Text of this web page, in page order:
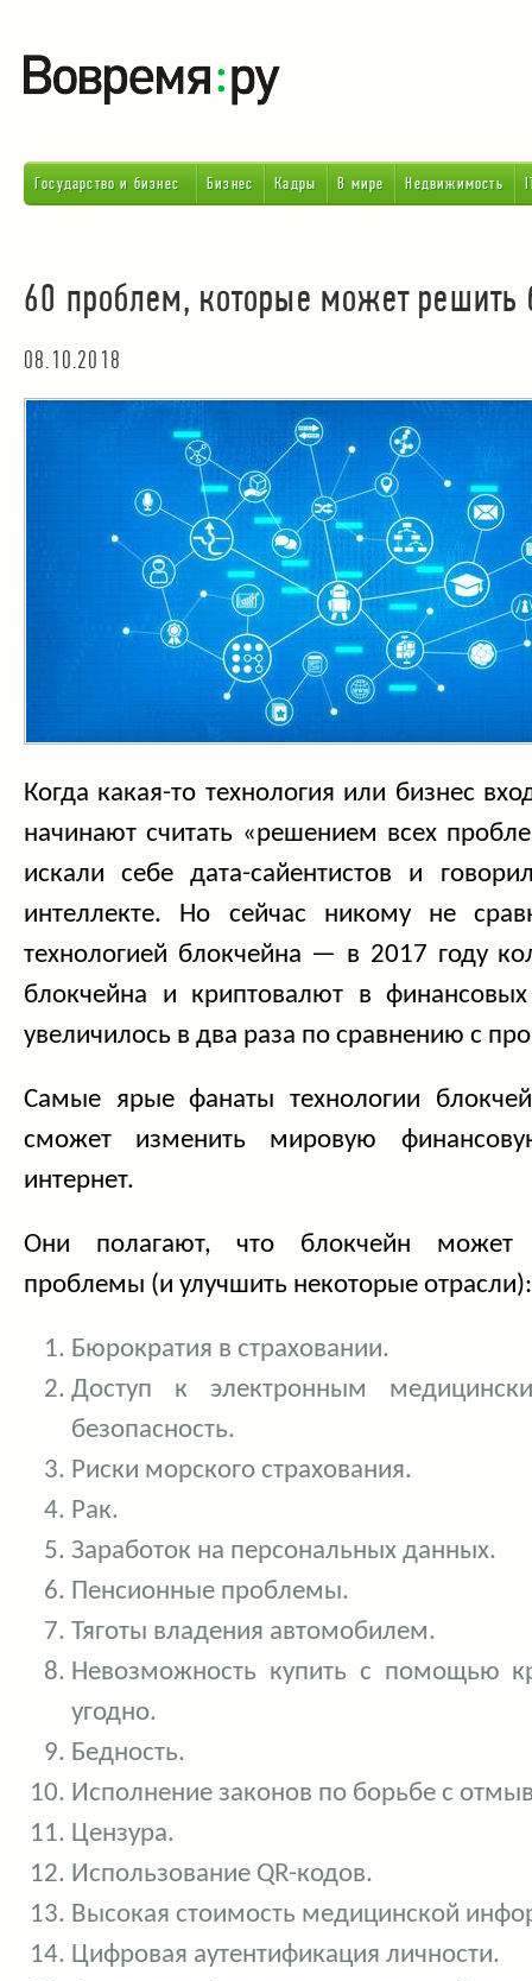
Государство и бизнес Бизнес Кадры В мире Недвижимость
60 проблем, которые может решить
08.10.2018
Когда какая-то технология или бизнес
начинают считать «решением всех
искали себе дата-сайентистов и
интеллекте. Но сейчас никому не
технологией блокчейна — в 2017 году
блокчейна и криптовалют в финансовых
увеличилось в два раза по сравнению с
Самые ярые фанаты технологии
сможет изменить мировую
интернет.
Они полагают, что блокчейн может
проблемы (и улучшить некоторые отрасли):
Бюрократия в страховании.
Доступ к электронным
безопасность.
Риски морского страхования.
Рак.
Заработок на персональных данных.
Пенсионные проблемы.
Тяготы владения автомобилем.
Невозможность купить с помощью
угодно.
Бедность.
Исполнение законов по борьбе с
Цензура.
Использование QR-кодов.
Высокая стоимость медицинской
Цифровая аутентификация личности.